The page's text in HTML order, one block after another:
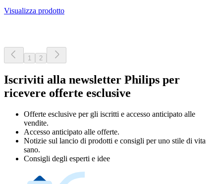
Visualizza prodotto
1 2
Iscriviti alla newsletter Philips per
ricevere offerte esclusive
Offerte esclusive per gli iscritti e accesso anticipato alle
vendite.
Accesso anticipato alle offerte.
Notizie sul lancio di prodotti e consigli per uno stile di vita
sano.
Consigli degli esperti e idee